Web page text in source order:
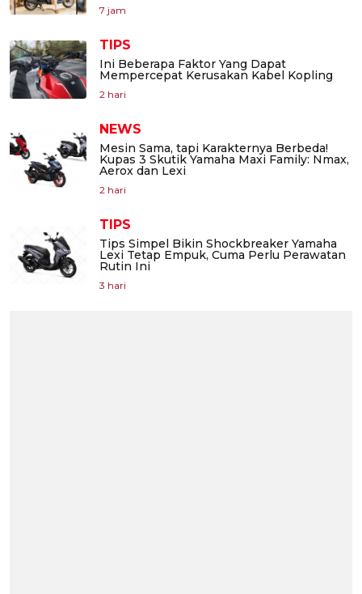
7 jam
TIPS
Ini Beberapa Faktor Yang Dapat
Mempercepat Kerusakan Kabel Kopling
2 hari
NEWS
Mesin Sama, tapi Karakternya Berbeda!
Kupas 3 Skutik Yamaha Maxi Family: Nmax,
Aerox dan Lexi
2 hari
TIPS
Tips Simpel Bikin Shockbreaker Yamaha
Lexi Tetap Empuk, Cuma Perlu Perawatan
Rutin Ini
3 hari